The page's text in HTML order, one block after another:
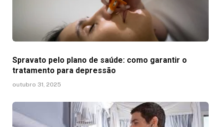
Spravato pelo plano de saúde: como garantir o
tratamento para depressão
outubro 31, 2025